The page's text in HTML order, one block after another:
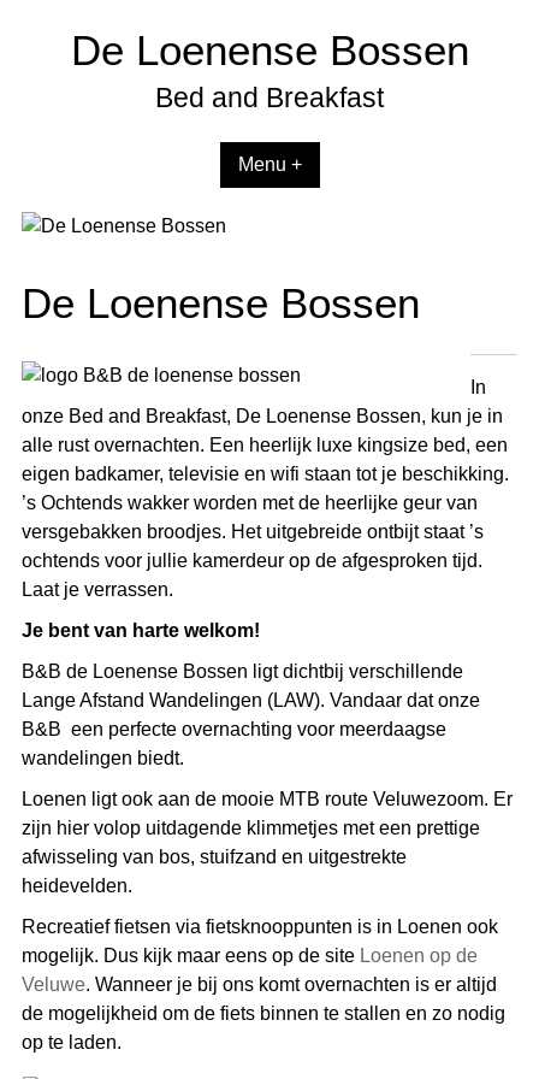
De Loenense Bossen
Bed and Breakfast
Menu +
De Loenense Bossen
In
onze Bed and Breakfast, De Loenense Bossen, kun je in
alle rust overnachten. Een heerlijk luxe kingsize bed, een
eigen badkamer, televisie en wifi staan tot je beschikking.
’s Ochtends wakker worden met de heerlijke geur van
versgebakken broodjes. Het uitgebreide ontbijt staat ’s
ochtends voor jullie kamerdeur op de afgesproken tijd.
Laat je verrassen.
Je bent van harte welkom!
B&B de Loenense Bossen ligt dichtbij verschillende
Lange Afstand Wandelingen (LAW). Vandaar dat onze
B&B een perfecte overnachting voor meerdaagse
wandelingen biedt.
Loenen ligt ook aan de mooie MTB route Veluwezoom. Er
zijn hier volop uitdagende klimmetjes met een prettige
afwisseling van bos, stuifzand en uitgestrekte
heidevelden.
Recreatief fietsen via fietsknooppunten is in Loenen ook
mogelijk. Dus kijk maar eens op de site Loenen op de
Veluwe. Wanneer je bij ons komt overnachten is er altijd
de mogelijkheid om de fiets binnen te stallen en zo nodig
op te laden.